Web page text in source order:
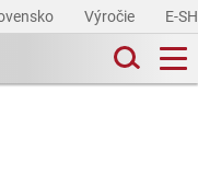
Výročie E-